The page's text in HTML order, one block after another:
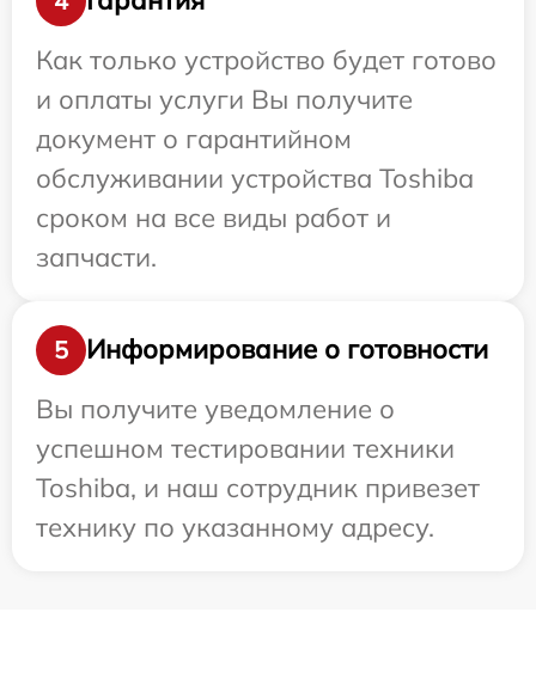
Как только устройство будет готово
и оплаты услуги Вы получите
документ о гарантийном
обслуживании устройства Toshiba
сроком на все виды работ и
запчасти.
5
Информирование о готовности
Вы получите уведомление о
успешном тестировании техники
Toshiba, и наш сотрудник привезет
технику по указанному адресу.